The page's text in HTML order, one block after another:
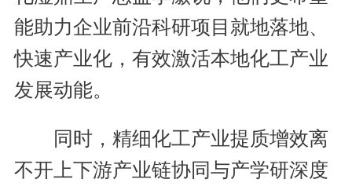
能助力企业前沿科研项目就地落地、
快速产业化，有效激活本地化工产业
发展动能。
同时，精细化工产业提质增效离
不开上下游产业链协同与产学研深度